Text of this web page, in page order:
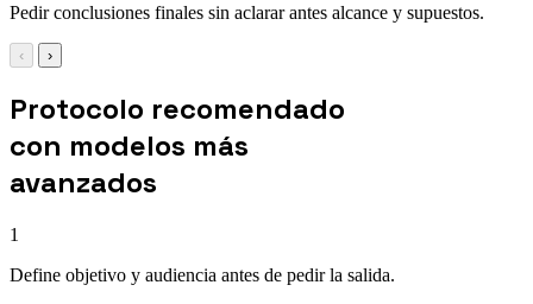
Pedir conclusiones finales sin aclarar antes alcance y supuestos.
‹ ›
Protocolo recomendado
con modelos más
avanzados
1
Define objetivo y audiencia antes de pedir la salida.